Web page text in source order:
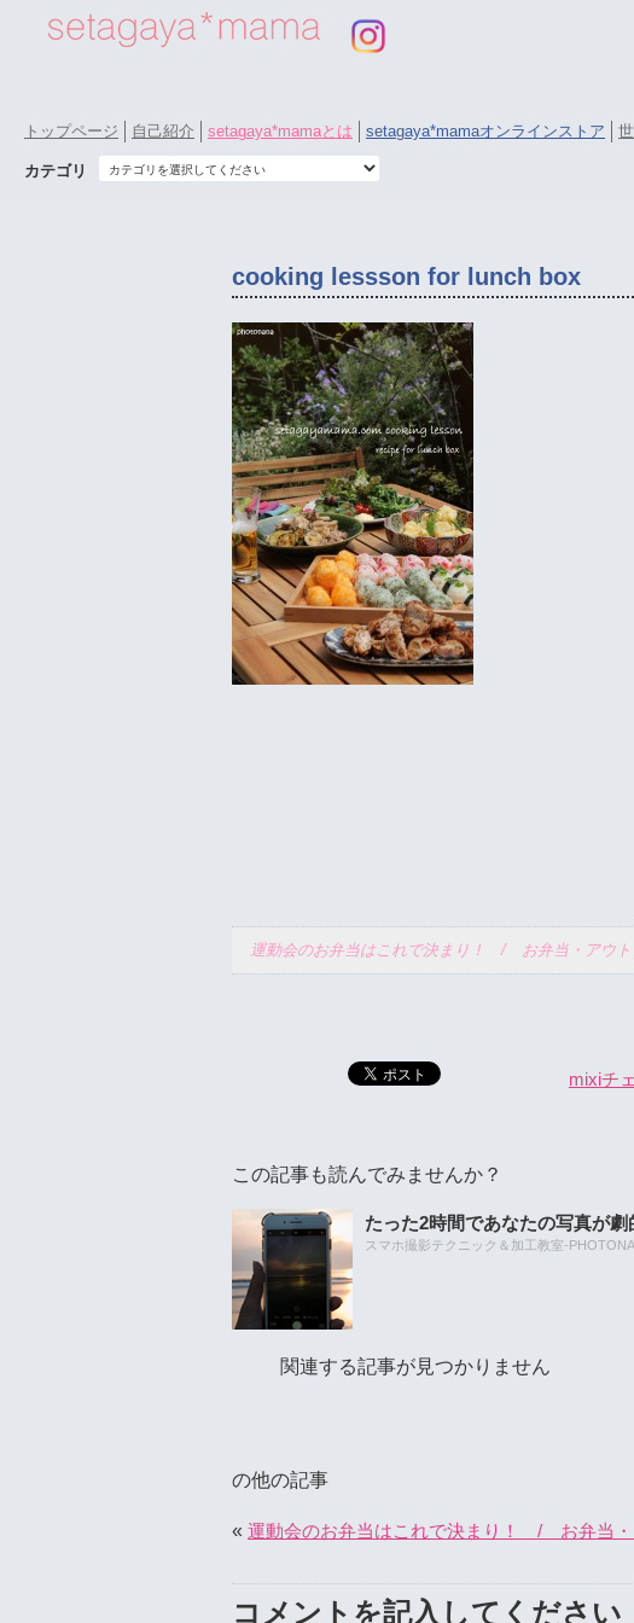
トップページ 自己紹介 setagaya*mamaとは setagaya*mamaオンラインストア
カテゴリ
cooking lessson for lunch box
運動会のお弁当はこれで決まり！ / お弁当・アウ
mixiチ
この記事も読んでみませんか？
たった2時間であなたの写真が劇
スマホ撮影テクニック＆加工教室-
関連する記事が見つかりません
の他の記事
« 運動会のお弁当はこれで決まり！ / お弁当
コメントを記入してください